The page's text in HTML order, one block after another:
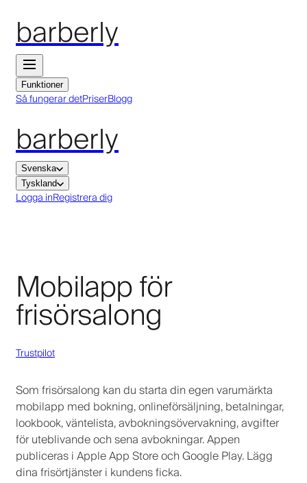
barberly
Funktioner
Så fungerar detPriserBlogg
barberly
Svenska
Tyskland
Logga inRegistrera dig
Mobilapp för
frisörsalong
Trustpilot
Som frisörsalong kan du starta din egen varumärkta
mobilapp med bokning, onlineförsäljning, betalningar,
lookbook, väntelista, avbokningsövervakning, avgifter
för uteblivande och sena avbokningar. Appen
publiceras i Apple App Store och Google Play. Lägg
dina frisörtjänster i kundens ficka.